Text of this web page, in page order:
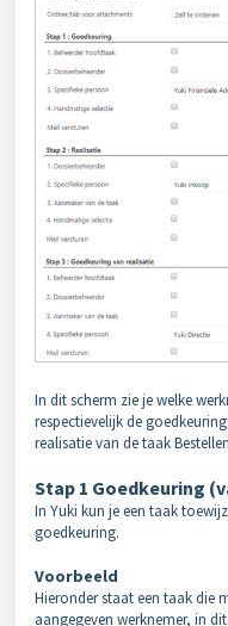
In dit scherm zie je welke
respectievelijk de
realisatie van de taak
Stap 1 Goedkeuring
In Yuki kun je een taak
goedkeuring.
Voorbeeld
Hieronder staat een taak die
aangegeven werknemer, in